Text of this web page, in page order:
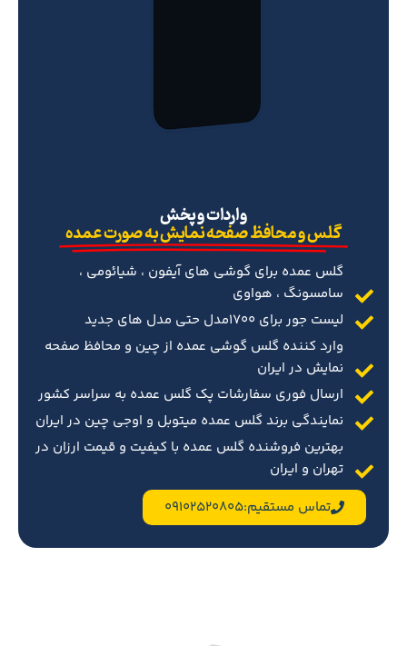
‌واردات و پخش
گلس و محافظ صفحه نمایش به صورت عمده
گلس عمده برای گوشی های آیفون ، شیائومی ،
سامسونگ ، هواوی
لیست جور برای 1700مدل حتی مدل های جدید
وارد کننده گلس گوشی عمده از چین و محافظ صفحه
نمایش در ایران
ارسال فوری سفارشات پک گلس عمده به سراسر کشور
نمایندگی برند گلس عمده میتوبل و اوجی چین در ایران
بهترین فروشنده گلس عمده با کیفیت و قیمت ارزان در
تهران و ایران
تماس مستقیم:09102520805